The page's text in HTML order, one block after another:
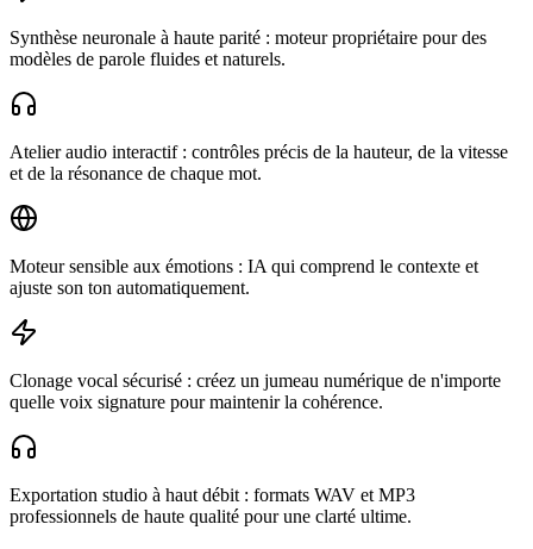
Synthèse neuronale à haute parité : moteur propriétaire pour des
modèles de parole fluides et naturels.
Atelier audio interactif : contrôles précis de la hauteur, de la vitesse
et de la résonance de chaque mot.
Moteur sensible aux émotions : IA qui comprend le contexte et
ajuste son ton automatiquement.
Clonage vocal sécurisé : créez un jumeau numérique de n'importe
quelle voix signature pour maintenir la cohérence.
Exportation studio à haut débit : formats WAV et MP3
professionnels de haute qualité pour une clarté ultime.